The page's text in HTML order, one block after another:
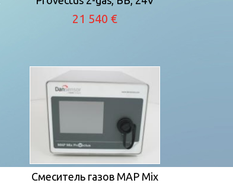
21 540 €
Смеситель газов MAP Mix